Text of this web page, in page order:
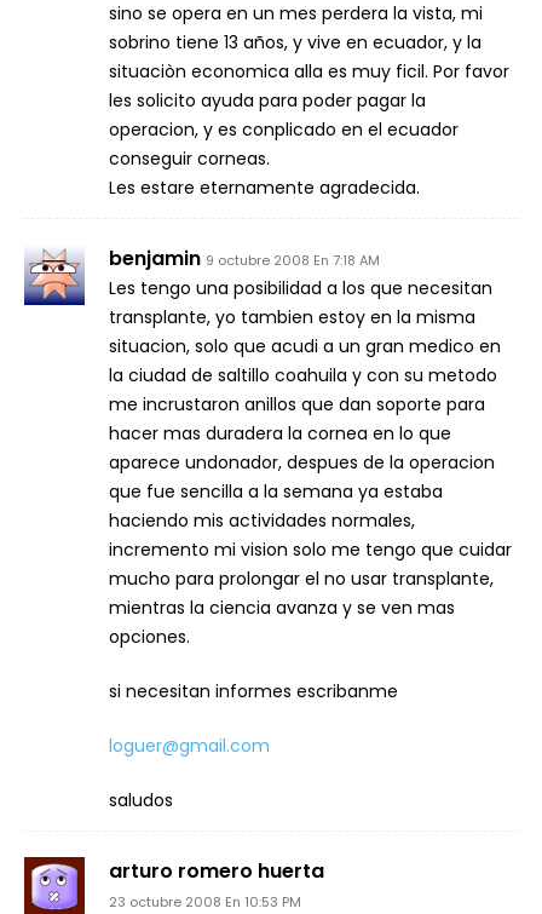
sino se opera en un mes perdera la vista, mi
sobrino tiene 13 años, y vive en ecuador, y la
situaciòn economica alla es muy ficil. Por favor
les solicito ayuda para poder pagar la
operacion, y es conplicado en el ecuador
conseguir corneas.
Les estare eternamente agradecida.
benjamin 9 octubre 2008 En 7:18 AM
Les tengo una posibilidad a los que necesitan
transplante, yo tambien estoy en la misma
situacion, solo que acudi a un gran medico en
la ciudad de saltillo coahuila y con su metodo
me incrustaron anillos que dan soporte para
hacer mas duradera la cornea en lo que
aparece undonador, despues de la operacion
que fue sencilla a la semana ya estaba
haciendo mis actividades normales,
incremento mi vision solo me tengo que cuidar
mucho para prolongar el no usar transplante,
mientras la ciencia avanza y se ven mas
opciones.
si necesitan informes escribanme
loguer@gmail.com
saludos
arturo romero huerta
23 octubre 2008 En 10:53 PM